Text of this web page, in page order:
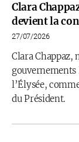
Clara
devient la
27/07/2026
Clara Chappaz,
gouvernements
l’Élysée,
du Président.